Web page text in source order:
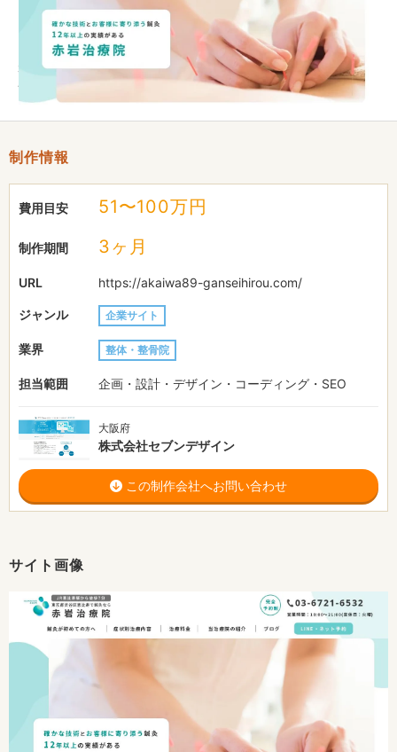
ンツはスマートフォンでの読みやすさを意識しています。
メインの集客はSEOとMEOになっており、現在サポート中です
が、SEOとMEO共に、まだ期待通りではありませんが、効果を
発揮することができています。
サイト画像
制作情報
費用目安 51〜100万円
制作期間 3ヶ月
URL https://akaiwa89-ganseihirou.com/
ジャンル 企業サイト
業界 整体・整骨院
担当範囲 企画・設計・デザイン・コーディング・SEO
大阪府
株式会社セブンデザイン
この制作会社へお問い合わせ